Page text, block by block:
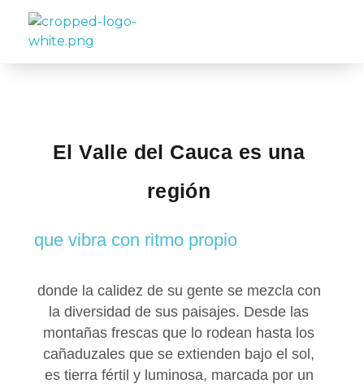
Travelea
El Valle del Cauca es una
región
que vibra con ritmo propio
donde la calidez de su gente se mezcla con
la diversidad de sus paisajes. Desde las
montañas frescas que lo rodean hasta los
cañaduzales que se extienden bajo el sol,
es tierra fértil y luminosa, marcada por un